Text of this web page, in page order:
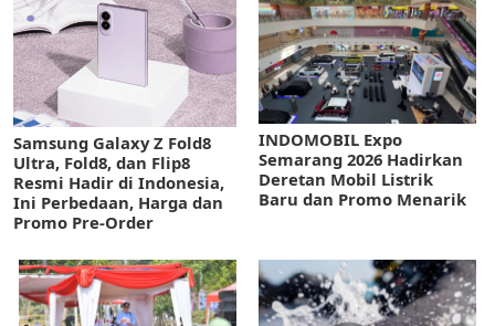
Samsung Galaxy Z Fold8
Ultra, Fold8, dan Flip8
Resmi Hadir di Indonesia,
Ini Perbedaan, Harga dan
Promo Pre-Order
INDOMOBIL Expo
Semarang 2026 Hadirkan
Deretan Mobil Listrik
Baru dan Promo Menarik